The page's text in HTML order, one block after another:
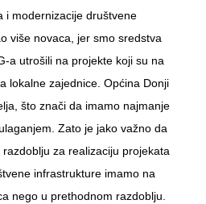
i modernizacije društvene
više novaca, jer smo sredstva
a utrošili na projekte koji su na
lokalne zajednice. Općina Donji
što znači da imamo najmanje
Zato je jako važno da
za realizaciju projekata
infrastrukture imamo na
nego u prethodnom razdoblju.